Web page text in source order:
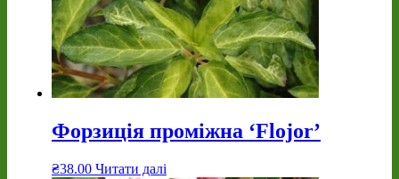
Форзиція проміжна ‘Flojor’
₴38.00 Читати далі